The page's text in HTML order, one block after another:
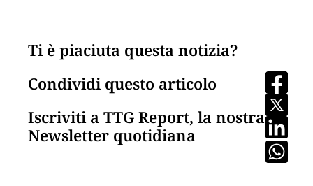
Ti è piaciuta questa notizia?
Condividi questo articolo
Iscriviti a TTG Report, la nostra
Newsletter quotidiana